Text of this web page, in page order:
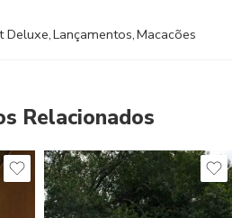
Deluxe,Lançamentos,Macacões
Relacionados